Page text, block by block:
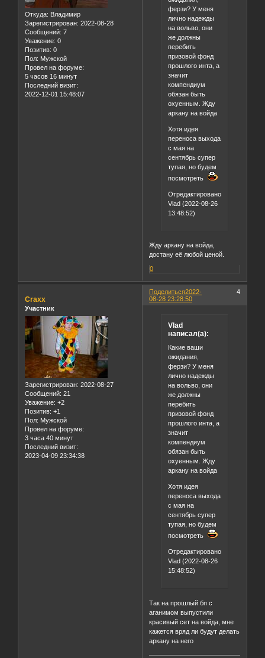
Откуда: Владимир
Зарегистрирован: 2022-08-28
Сообщений: 7
Уважение: 0
Позитив: 0
Пол: Мужской
Провел на форуме:
5 часов 16 минут
Последний визит:
2022-12-01 15:48:07
ферзи? У меня
лично надежды
на вольво, они
же должны
перебить
призовой фонд
прошлого инта, а
значит
компендиум
обязан быть
охуенным. Жду
аркану на войда
Хотя идея
переноса выхода
с мая на
сентябрь супер
тупая, но будем
посмотреть
Отредактировано
Vlad (2022-08-26
13:48:52)
Жду аркану на войда,
достану её любой ценой.
0
Поделиться 4
2022-
08-28 23:28:50
Craxx
Участник
Зарегистрирован: 2022-08-27
Сообщений: 21
Уважение: +2
Позитив: +1
Пол: Мужской
Провел на форуме:
3 часа 40 минут
Последний визит:
2023-04-09 23:34:38
Vlad
написал(а):
Какие ваши
ожидания,
ферзи? У меня
лично надежды
на вольво, они
же должны
перебить
призовой фонд
прошлого инта, а
значит
компендиум
обязан быть
охуенным. Жду
аркану на войда
Хотя идея
переноса выхода
с мая на
сентябрь супер
тупая, но будем
посмотреть
Отредактировано
Vlad (2022-08-26
15:48:52)
Так на прошлый бп с
аганимом выпустили
красивый сет на войда, мне
кажется вряд ли будут делать
аркану на него